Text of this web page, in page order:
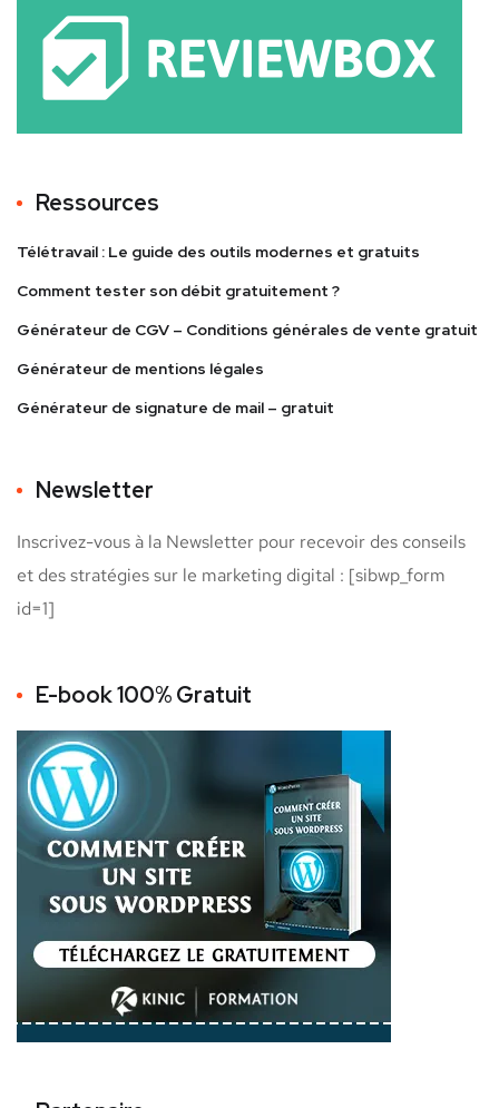
Ressources
Télétravail : Le guide des outils modernes et gratuits
Comment tester son débit gratuitement ?
Générateur de CGV – Conditions générales de vente gratuit
Générateur de mentions légales
Générateur de signature de mail – gratuit
Newsletter
Inscrivez-vous à la Newsletter pour recevoir des conseils
et des stratégies sur le marketing digital : [sibwp_form
id=1]
E-book 100% Gratuit